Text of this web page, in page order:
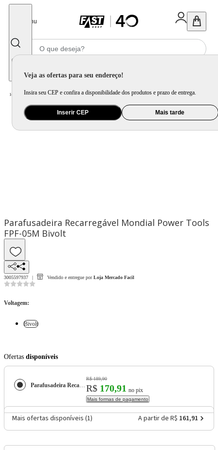
Menu
Veja as ofertas para seu endereço!
Insira seu CEP e confira a disponibilidade dos produtos e prazo de entrega.
Inserir CEP Mais tarde
Home Ferramenta e Jardim / Ferramenta Elétrica / Parafusadeira Recarregável Mondial Power Tools FPF-05M
Parafusadeira Recarregável Mondial Power Tools
FPF-05M Bivolt
3005597937 Vendido e entregue por Loja Mercado Facil
Voltagem:
Bivolt
Ofertas disponíveis
Parafusadeira Recarregável Mondial Power Tools FPF-05M
R$ 189,90
R$ 170,91 no pix
Mais formas de pagamento
Mais ofertas disponíveis (1) A partir de R$ 161,91